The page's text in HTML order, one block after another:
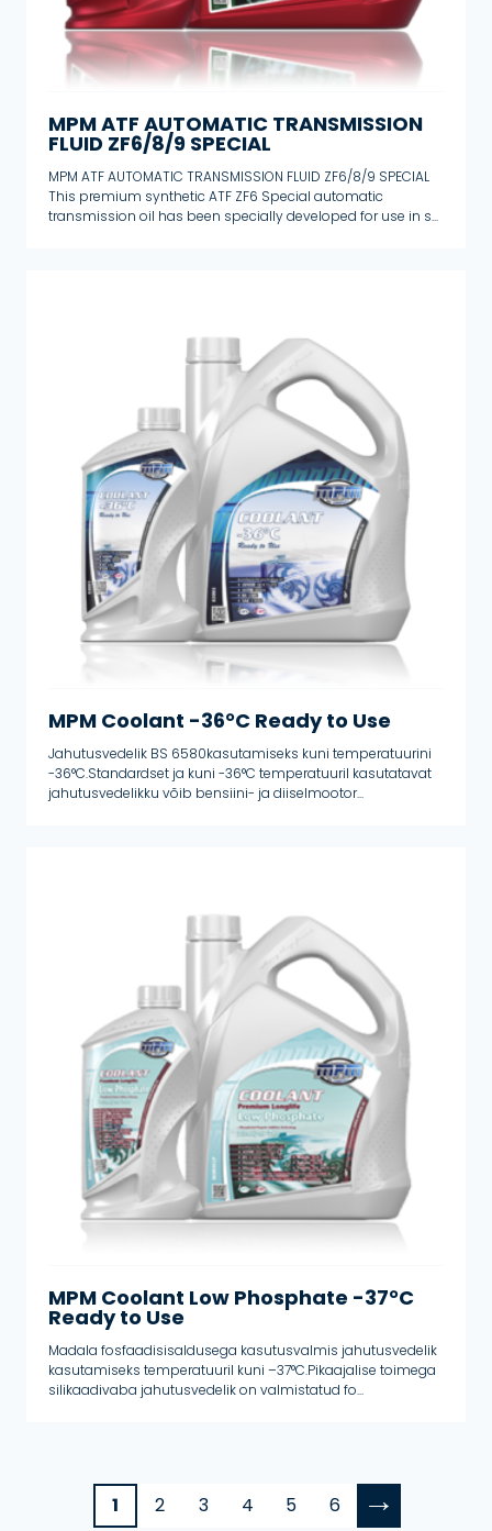
MPM ATF AUTOMATIC TRANSMISSION
FLUID ZF6/8/9 SPECIAL
MPM ATF AUTOMATIC TRANSMISSION FLUID ZF6/8/9 SPECIAL
This premium synthetic ATF ZF6 Special automatic
transmission oil has been specially developed for use in s...
MPM Coolant -36°C Ready to Use
Jahutusvedelik BS 6580kasutamiseks kuni temperatuurini
-36°C.Standardset ja kuni -36°C temperatuuril kasutatavat
jahutusvedelikku võib bensiini- ja diiselmootor...
MPM Coolant Low Phosphate -37°C
Ready to Use
Madala fosfaadisisaldusega kasutusvalmis jahutusvedelik
kasutamiseks temperatuuril kuni –37°C.Pikaajalise toimega
silikaadivaba jahutusvedelik on valmistatud fo...
1 2 3 4 5 6 →